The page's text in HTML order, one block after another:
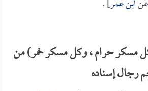
عنابن عمر] .
مسكر حرام ، وكل مسكر خمر) من
رجال إسناده